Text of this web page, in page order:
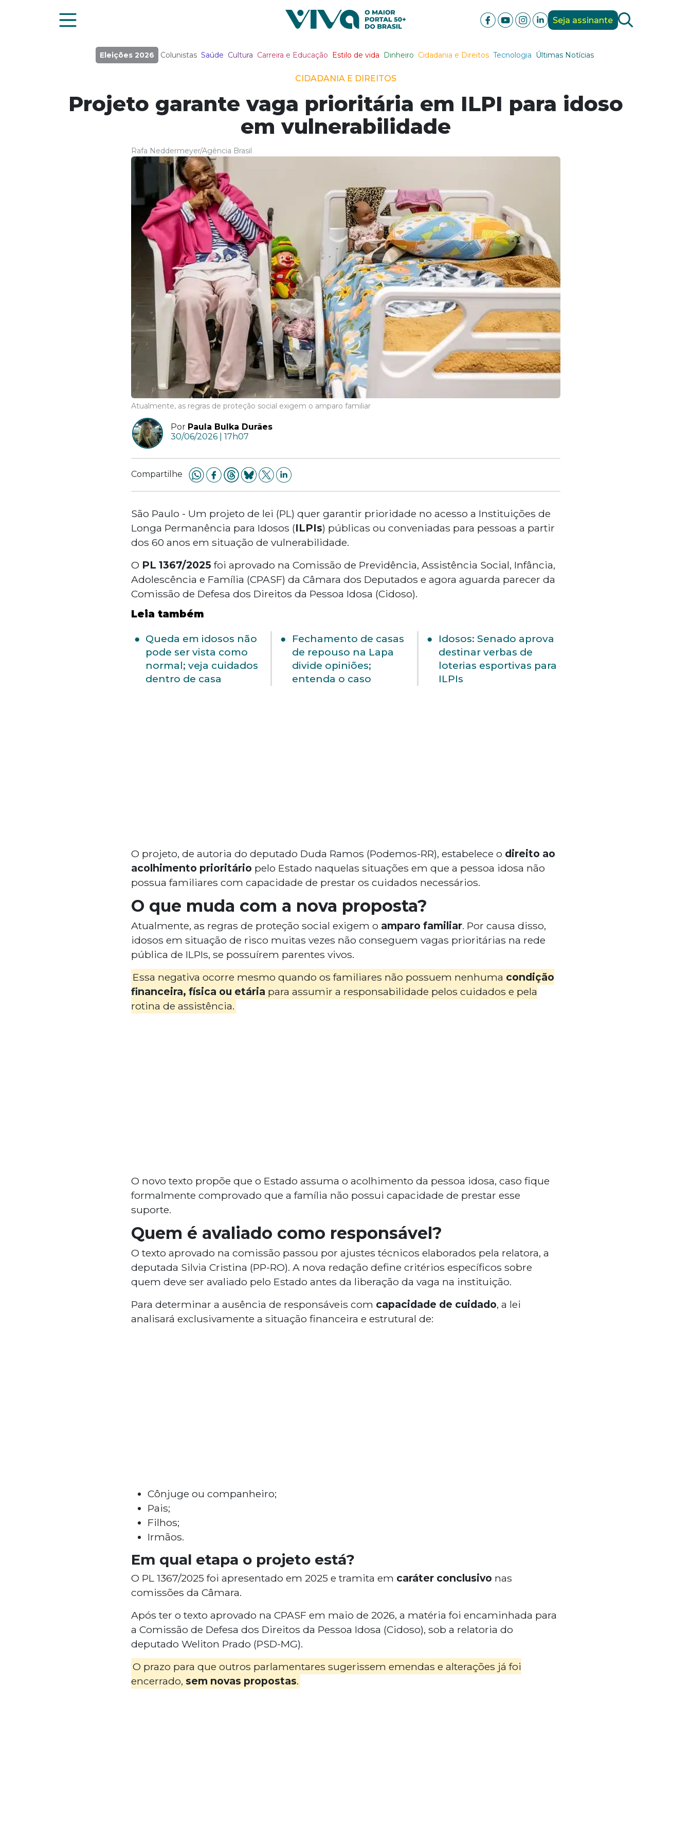
Seja assinante
Eleições 2026 Colunistas Saúde Cultura Carreira e Educação Estilo de vida Dinheiro Cidadania e Direitos Tecnologia Últimas Notícias
CIDADANIA E DIREITOS
Projeto garante vaga prioritária em ILPI para idoso
em vulnerabilidade
Rafa Neddermeyer/Agência Brasil
Atualmente, as regras de proteção social exigem o amparo familiar
Por Paula Bulka Durães
30/06/2026 | 17h07
Compartilhe
São Paulo - Um projeto de lei (PL) quer garantir prioridade no acesso a Instituições de
Longa Permanência para Idosos (ILPIs) públicas ou conveniadas para pessoas a partir
dos 60 anos em situação de vulnerabilidade.
O PL 1367/2025 foi aprovado na Comissão de Previdência, Assistência Social, Infância,
Adolescência e Família (CPASF) da Câmara dos Deputados e agora aguarda parecer da
Comissão de Defesa dos Direitos da Pessoa Idosa (Cidoso).
Leia também
Queda em idosos não
pode ser vista como
normal; veja cuidados
dentro de casa
Fechamento de casas
de repouso na Lapa
divide opiniões;
entenda o caso
Idosos: Senado aprova
destinar verbas de
loterias esportivas para
ILPIs
O projeto, de autoria do deputado Duda Ramos (Podemos-RR), estabelece o direito ao
acolhimento prioritário pelo Estado naquelas situações em que a pessoa idosa não
possua familiares com capacidade de prestar os cuidados necessários.
O que muda com a nova proposta?
Atualmente, as regras de proteção social exigem o amparo familiar. Por causa disso,
idosos em situação de risco muitas vezes não conseguem vagas prioritárias na rede
pública de ILPIs, se possuírem parentes vivos.
Essa negativa ocorre mesmo quando os familiares não possuem nenhuma condição
financeira, física ou etária para assumir a responsabilidade pelos cuidados e pela
rotina de assistência.
O novo texto propõe que o Estado assuma o acolhimento da pessoa idosa, caso fique
formalmente comprovado que a família não possui capacidade de prestar esse
suporte.
Quem é avaliado como responsável?
O texto aprovado na comissão passou por ajustes técnicos elaborados pela relatora, a
deputada Silvia Cristina (PP-RO). A nova redação define critérios específicos sobre
quem deve ser avaliado pelo Estado antes da liberação da vaga na instituição.
Para determinar a ausência de responsáveis com capacidade de cuidado, a lei
analisará exclusivamente a situação financeira e estrutural de:
Cônjuge ou companheiro;
Pais;
Filhos;
Irmãos.
Em qual etapa o projeto está?
O PL 1367/2025 foi apresentado em 2025 e tramita em caráter conclusivo nas
comissões da Câmara.
Após ter o texto aprovado na CPASF em maio de 2026, a matéria foi encaminhada para
a Comissão de Defesa dos Direitos da Pessoa Idosa (Cidoso), sob a relatoria do
deputado Weliton Prado (PSD-MG).
O prazo para que outros parlamentares sugerissem emendas e alterações já foi
encerrado, sem novas propostas.